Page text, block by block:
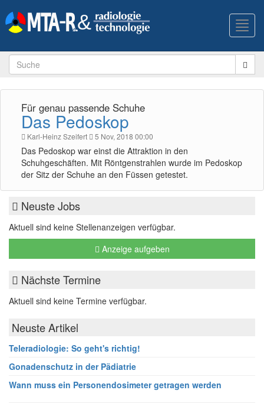
Für genau passende Schuhe
Das Pedoskop
Karl-Heinz Szeifert 5 Nov, 2018 00:00
Das Pedoskop war einst die Attraktion in den
Schuhgeschäften. Mit Röntgenstrahlen wurde im Pedoskop
der Sitz der Schuhe an den Füssen getestet.
Neuste Jobs
Aktuell sind keine Stellenanzeigen verfügbar.
Anzeige aufgeben
Nächste Termine
Aktuell sind keine Termine verfügbar.
Neuste Artikel
Teleradiologie: So geht's richtig!
Gonadenschutz in der Pädiatrie
Wann muss ein Personendosimeter getragen werden